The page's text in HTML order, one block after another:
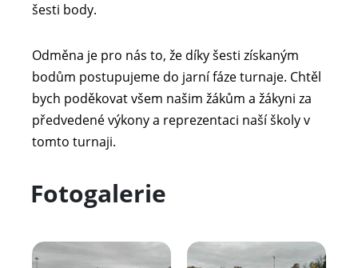
šesti body.
Odměna je pro nás to, že díky šesti získaným
bodům postupujeme do jarní fáze turnaje. Chtěl
bych poděkovat všem našim žákům a žákyni za
předvedené výkony a reprezentaci naší školy v
tomto turnaji.
Fotogalerie